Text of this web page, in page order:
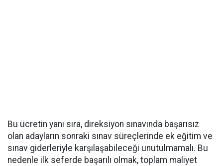
Bu ücretin yanı sıra, direksiyon sınavında başarısız
olan adayların sonraki sınav süreçlerinde ek eğitim ve
sınav giderleriyle karşılaşabileceği unutulmamalı. Bu
nedenle ilk seferde başarılı olmak, toplam maliyet